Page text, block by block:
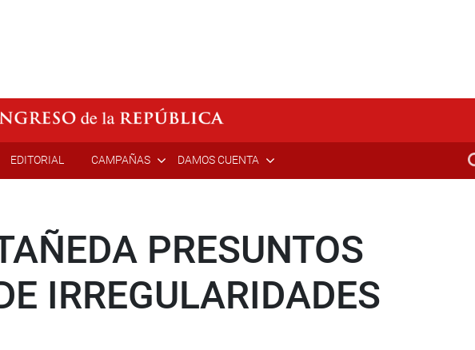
EDITORIAL CAMPAÑAS DAMOS CUENTA
PRESUNTOS
IRREGULARIDADES